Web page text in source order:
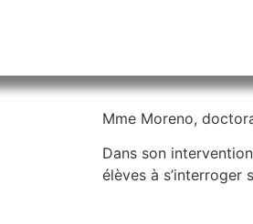
Mme Moreno,
Dans son
élèves à s’interroger